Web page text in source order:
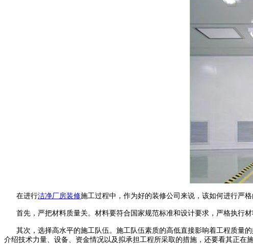
在进行洁净厂房装修施工过程中，作为好的装修公司来说，该如何进行严
首先，严把材料质量关。材料要符合国家规范标准和设计要求，严格执行
其次，选择高水平的施工队伍。施工队伍素质的高低直接影响着工程质量
介绍技术力量、 设备、资金情况以及拟承担工程所采取的措施，还要看其正在